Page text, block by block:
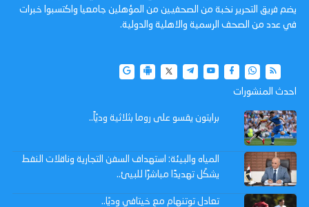
يضم فريق التحرير نخبة من الصحفيين من المؤهلين جامعيا واكتسبوا خبرات
في عدد من الصحف الرسمية والاهلية والدولية.
احدث المنشورات
برايتون يقسو على روما بثلاثية وديّاً..
المياه والبيئة: استهداف السفن التجارية وناقلات النفط
يشكّل تهديدًا مباشرًا للبيئ..
تعادل توتنهام مع خيتافي وديّا..